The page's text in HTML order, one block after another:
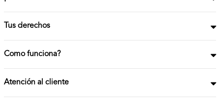
Tus derechos
Como funciona?
Atención al cliente